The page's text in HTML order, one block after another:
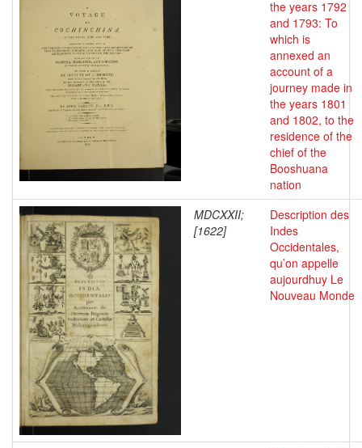
the years 1792
and 1793: To
which is
annexed an
account of a
journey made in
the years 1801
and 1802, to the
residence of the
chief of the
Booshuana
nation
MDCXXII;
[1622]
Description des
Indes
Occidentales,
qu’on appelle
aujourdhuy Le
Nouveau Monde